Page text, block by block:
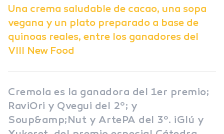
Una crema saludable de cacao, una sopa
vegana y un plato preparado a base de
quinoas reales, entre los ganadores del
VIII New Food
Cremola es la ganadora del 1er premio;
RaviOri y Qvegui del 2º; y
Soup&amp;Nut y ArtePA del 3º. iGlú y